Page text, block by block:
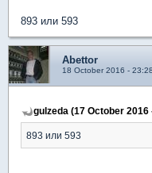
893 или 593
Abettor
18 October 2016 - 23:28
gulzeda (17 October 2016
893 или 593